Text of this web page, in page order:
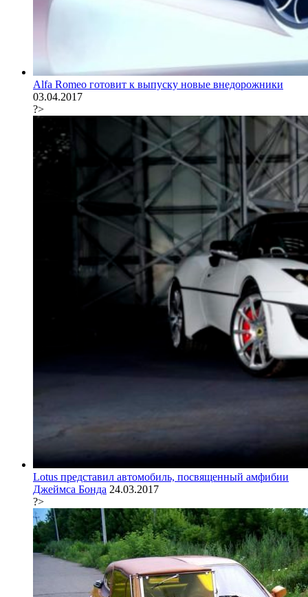
Alfa Romeo готовит к выпуску новые внедорожники
03.04.2017
?>
Lotus представил автомобиль, посвященный амфибии
Джеймса Бонда 24.03.2017
?>